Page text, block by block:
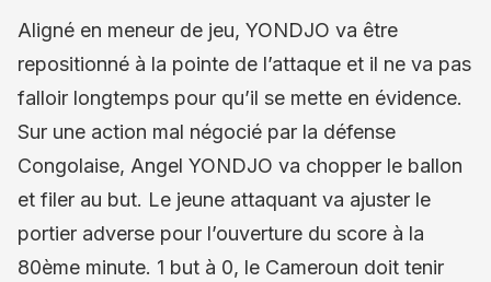
Aligné en meneur de jeu, YONDJO va être
repositionné à la pointe de l’attaque et il ne va pas
falloir longtemps pour qu’il se mette en évidence.
Sur une action mal négocié par la défense
Congolaise, Angel YONDJO va chopper le ballon
et filer au but. Le jeune attaquant va ajuster le
portier adverse pour l’ouverture du score à la
80ème minute. 1 but à 0, le Cameroun doit tenir